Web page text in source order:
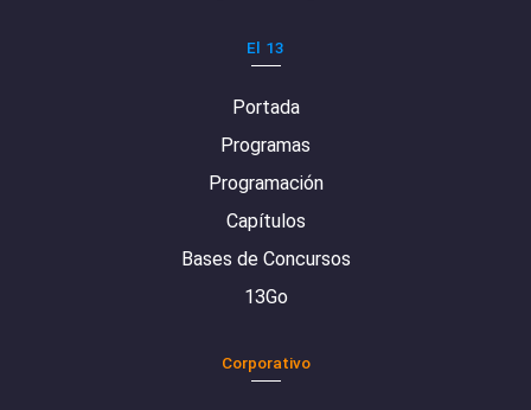
El 13
Portada
Programas
Programación
Capítulos
Bases de Concursos
13Go
Corporativo